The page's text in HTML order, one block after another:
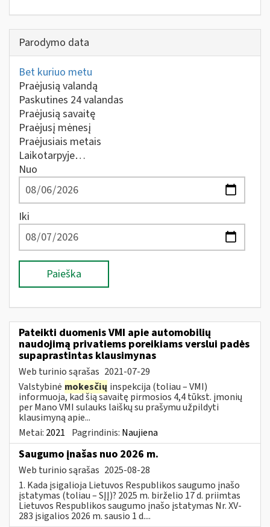
Parodymo data
Bet kuriuo metu
Praėjusią valandą
Paskutines 24 valandas
Praėjusią savaitę
Praėjusį mėnesį
Praėjusiais metais
Laikotarpyje…
Nuo
Iki
Paieška
Pateikti duomenis VMI apie automobilių
naudojimą privatiems poreikiams verslui padės
supaprastintas klausimynas
Web turinio sąrašas 2021-07-29
Valstybinė mokesčių inspekcija (toliau – VMI)
informuoja, kad šią savaitę pirmosios 4,4 tūkst. įmonių
per Mano VMI sulauks laiškų su prašymu užpildyti
klausimyną apie...
Metai: 2021 Pagrindinis: Naujiena
Saugumo įnašas nuo 2026 m.
Web turinio sąrašas 2025-08-28
1. Kada įsigalioja Lietuvos Respublikos saugumo įnašo
įstatymas (toliau – SĮĮ)? 2025 m. birželio 17 d. priimtas
Lietuvos Respublikos saugumo įnašo įstatymas Nr. XV-
283 įsigalios 2026 m. sausio 1 d....